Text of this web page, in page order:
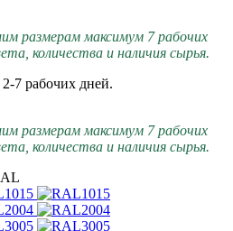
размерам максимум 7 рабочих
количества и наличия сырья.
7 рабочих дней.
размерам максимум 7 рабочих
количества и наличия сырья.